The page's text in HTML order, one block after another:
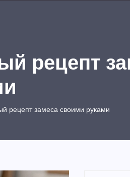
рецепт
рецепт замеса своими руками